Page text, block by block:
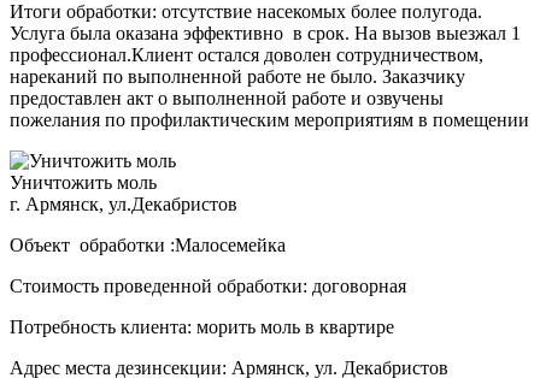
Итоги обработки: отсутствие насекомых более полугода.
Услуга была оказана эффективно в срок. На вызов выезжал 1
профессионал.Клиент остался доволен сотрудничеством,
нареканий по выполненной работе не было. Заказчику
предоставлен акт о выполненной работе и озвучены
пожелания по профилактическим мероприятиям в помещении
Уничтожить моль
г. Армянск, ул.Декабристов
Объект обработки :Малосемейка
Стоимость проведенной обработки: договорная
Потребность клиента: морить моль в квартире
Адрес места дезинсекции: Армянск, ул. Декабристов